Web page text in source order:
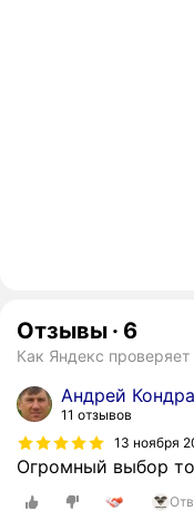
Отзывы · 6
Как Яндекс
Андрей
11 отзывов
13 ноября
Огромный выбор